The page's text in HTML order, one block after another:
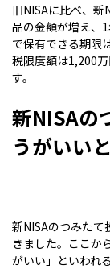
旧NISAに比べ、
品の金額が増え、
で保有できる期限
税限度額は1,200
す。
新NISAの
うがいい
新NISAのつみたて
きました。ここか
がいい」といわれ